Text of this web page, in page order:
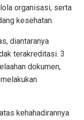
organisasi, serta
kesehatan.
diantaranya
terakreditasi. 3
dokumen,
kehahadirannya